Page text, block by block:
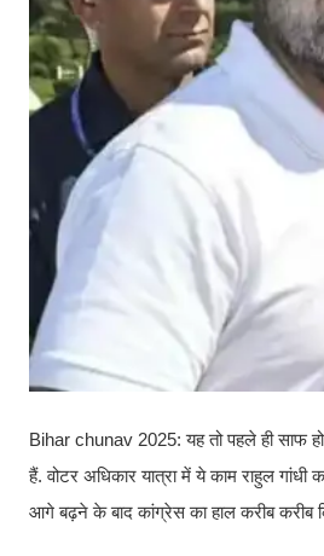
Bihar chunav 2025: यह तो पहले ही साफ हो
हैं. वोटर अधिकार यात्रा में ये काम राहुल
आगे बढ़ने के बाद कांग्रेस का हाल करीब करीब